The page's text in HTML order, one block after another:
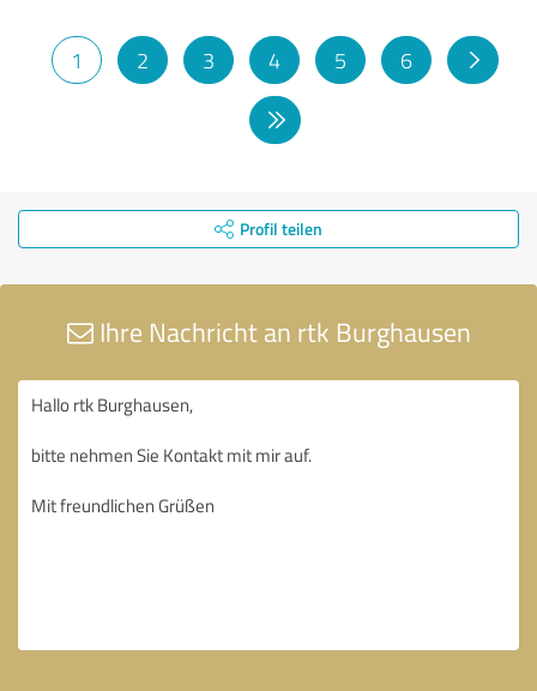
1 2 3 4 5 6
Profil teilen
Ihre Nachricht an rtk Burghausen